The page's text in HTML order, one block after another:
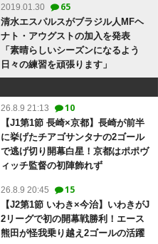
2019.01.30 65
清水エスパルスがブラジル人MFヘ
ナト・アウグストの加入を発表
「素晴らしいシーズンになるよう
日々の練習を頑張ります」
26.8.9 21:13 10
【J1第1節 長崎×京都】長崎が前半
に挙げたチアゴサンタナの2ゴール
で逃げ切り開幕白星！京都はポポヴ
ィッチ監督の初陣飾れず
26.8.9 20:45 15
【J2第1節 いわき×今治】いわきがJ
2リーグで初の開幕戦勝利！エース
熊田が怪我乗り越え2ゴールの活躍